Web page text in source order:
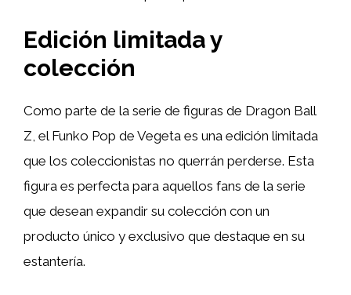
Edición limitada y
colección
Como parte de la serie de figuras de Dragon Ball
Z, el Funko Pop de Vegeta es una edición limitada
que los coleccionistas no querrán perderse. Esta
figura es perfecta para aquellos fans de la serie
que desean expandir su colección con un
producto único y exclusivo que destaque en su
estantería.